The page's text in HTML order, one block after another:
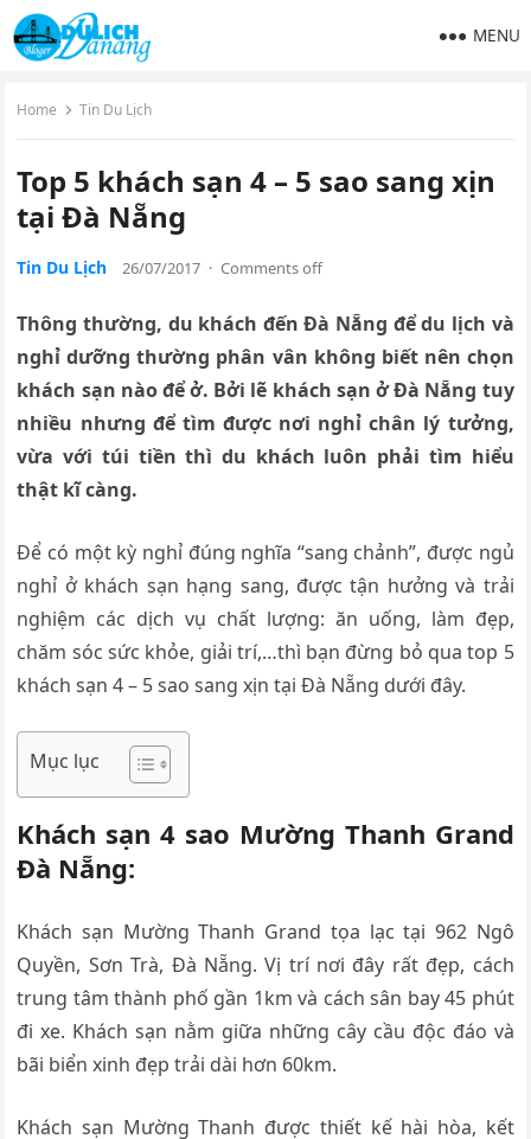
MENU
Home Tin Du Lịch
Top 5 khách sạn 4 – 5 sao sang xịn
tại Đà Nẵng
Tin Du Lịch 26/07/2017 · Comments off
Thông thường, du khách đến Đà Nẵng để du lịch và
nghỉ dưỡng thường phân vân không biết nên chọn
khách sạn nào để ở. Bởi lẽ khách sạn ở Đà Nẵng tuy
nhiều nhưng để tìm được nơi nghỉ chân lý tưởng,
vừa với túi tiền thì du khách luôn phải tìm hiểu
thật kĩ càng.
Để có một kỳ nghỉ đúng nghĩa “sang chảnh”, được ngủ
nghỉ ở khách sạn hạng sang, được tận hưởng và trải
nghiệm các dịch vụ chất lượng: ăn uống, làm đẹp,
chăm sóc sức khỏe, giải trí,…thì bạn đừng bỏ qua top 5
khách sạn 4 – 5 sao sang xịn tại Đà Nẵng dưới đây.
Mục lục
Khách sạn 4 sao Mường Thanh Grand
Đà Nẵng:
Khách sạn Mường Thanh Grand tọa lạc tại 962 Ngô
Quyền, Sơn Trà, Đà Nẵng. Vị trí nơi đây rất đẹp, cách
trung tâm thành phố gần 1km và cách sân bay 45 phút
đi xe. Khách sạn nằm giữa những cây cầu độc đáo và
bãi biển xinh đẹp trải dài hơn 60km.
Khách sạn Mường Thanh được thiết kế hài hòa, kết